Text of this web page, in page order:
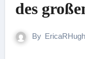
des
By